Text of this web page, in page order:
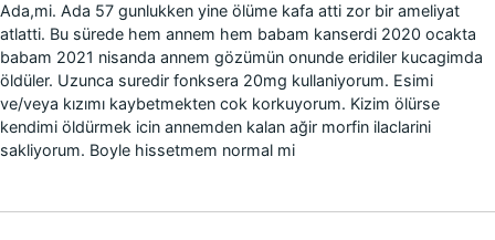
Ada,mi. Ada 57 gunlukken yine ölüme kafa atti zor bir ameliyat
atlatti. Bu sürede hem annem hem babam kanserdi 2020 ocakta
babam 2021 nisanda annem gözümün onunde eridiler kucagimda
öldüler. Uzunca suredir fonksera 20mg kullaniyorum. Esimi
ve/veya kızımı kaybetmekten cok korkuyorum. Kizim ölürse
kendimi öldürmek icin annemden kalan ağir morfin ilaclarini
sakliyorum. Boyle hissetmem normal mi